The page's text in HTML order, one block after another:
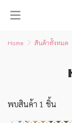
Home สินค้าทั้งหมด
พบสินค้า 1 ชิ้น